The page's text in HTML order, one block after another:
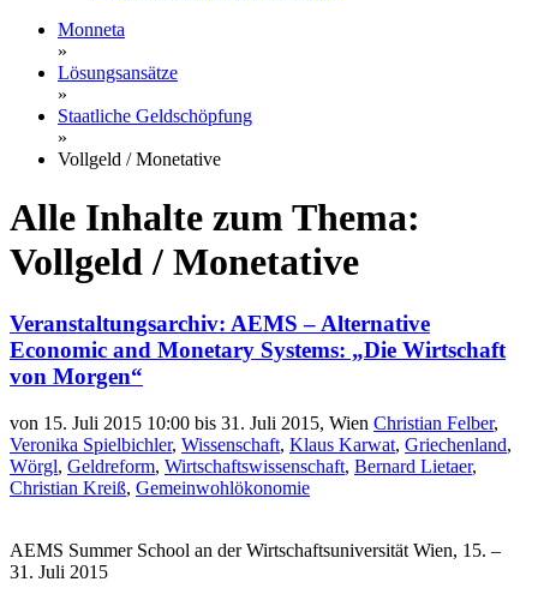
Monneta
»
Lösungsansätze
»
Staatliche Geldschöpfung
»
Vollgeld / Monetative
Alle Inhalte zum Thema:
Vollgeld / Monetative
Veranstaltungsarchiv: AEMS – Alternative
Economic and Monetary Systems: „Die Wirtschaft
von Morgen“
von 15. Juli 2015 10:00 bis 31. Juli 2015, Wien Christian Felber,
Veronika Spielbichler, Wissenschaft, Klaus Karwat, Griechenland,
Wörgl, Geldreform, Wirtschaftswissenschaft, Bernard Lietaer,
Christian Kreiß, Gemeinwohlökonomie
AEMS Summer School an der Wirtschaftsuniversität Wien, 15. –
31. Juli 2015